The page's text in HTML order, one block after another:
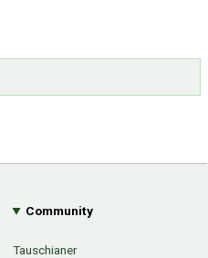
Community
Tauschianer